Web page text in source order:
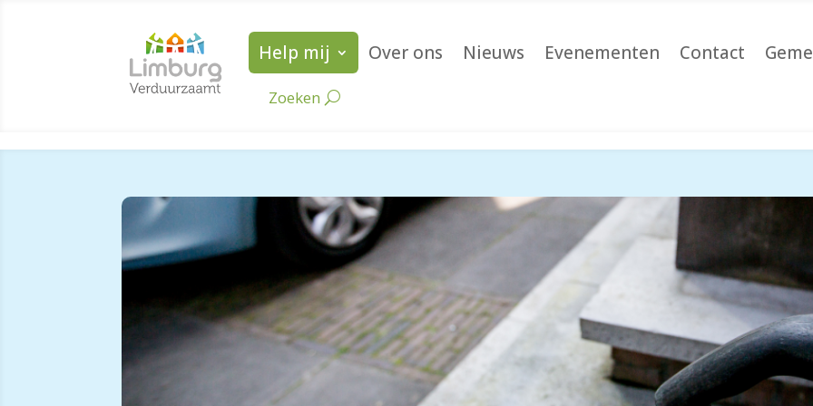
Help mij Over ons Nieuws Evenementen Contact